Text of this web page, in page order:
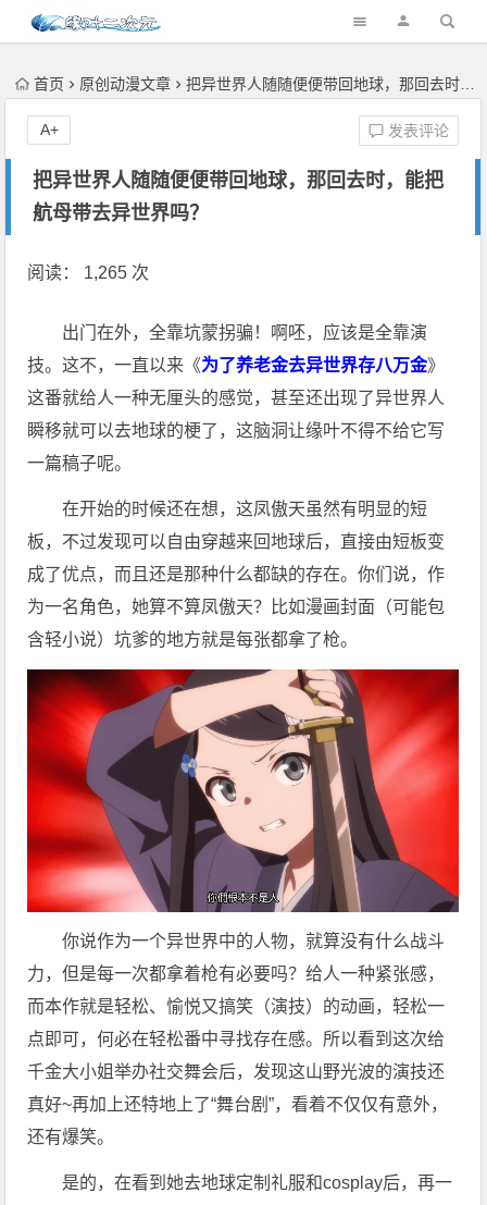
首页 原创动漫文章 把异世界人随随便便带回地球，那回去时，能把航母带去异世界吗？
把异世界人随随便便带回地球，那回去时，能把
航母带去异世界吗？
发表评论
A+
阅读： 1,265 次
出门在外，全靠坑蒙拐骗！啊呸，应该是全靠演
技。这不，一直以来《为了养老金去异世界存八万金》
这番就给人一种无厘头的感觉，甚至还出现了异世界人
瞬移就可以去地球的梗了，这脑洞让缘叶不得不给它写
一篇稿子呢。
在开始的时候还在想，这凤傲天虽然有明显的短
板，不过发现可以自由穿越来回地球后，直接由短板变
成了优点，而且还是那种什么都缺的存在。你们说，作
为一名角色，她算不算凤傲天？比如漫画封面（可能包
含轻小说）坑爹的地方就是每张都拿了枪。
你说作为一个异世界中的人物，就算没有什么战斗
力，但是每一次都拿着枪有必要吗？给人一种紧张感，
而本作就是轻松、愉悦又搞笑（演技）的动画，轻松一
点即可，何必在轻松番中寻找存在感。所以看到这次给
千金大小姐举办社交舞会后，发现这山野光波的演技还
真好~再加上还特地上了“舞台剧”，看着不仅仅有意外，
还有爆笑。
是的，在看到她去地球定制礼服和cosplay后，再一